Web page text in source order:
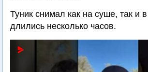
Туник снимал как на суше, так и
длились несколько часов.